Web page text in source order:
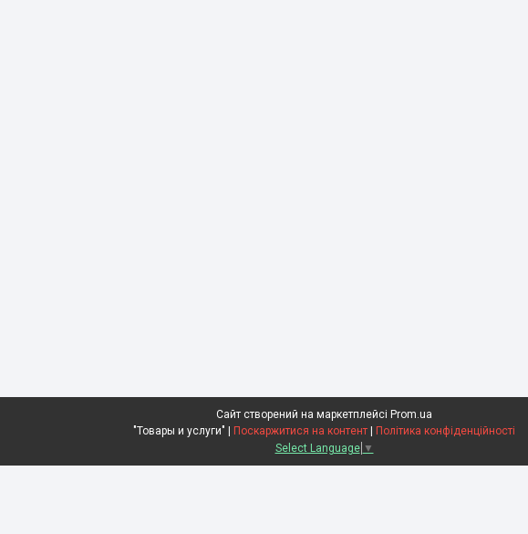
Сайт створений на маркетплейсі Prom.ua
Поскаржитися на контент
Політика конфіденційності
Select Language ▼